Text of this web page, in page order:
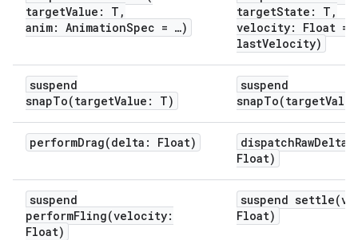
targetValue: T,
anim: AnimationSpec = …)
targetState: T,
velocity: Float =
lastVelocity)
suspend
snapTo(targetValue: T)
suspend
performDrag(delta: Float)
Float)
suspend
performFling(velocity:
Float)
suspend
Float)